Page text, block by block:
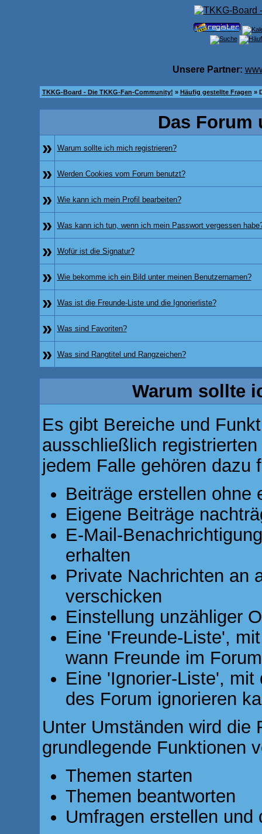
Unsere Partner:
TKKG-Board - Die TKKG-Fan-Community! » Häufig gestellte Fragen »
Das Forum
»
Warum sollte ich mich registrieren?
» Werden Cookies vom Forum benutzt?
» Wie kann ich mein Profil bearbeiten?
» Was kann ich tun, wenn ich mein Passwort vergessen
» Wofür ist die Signatur?
» Wie bekomme ich ein Bild unter meinen Benutzernamen?
» Was ist die Freunde-Liste und die Ignorierliste?
» Was sind Favoriten?
» Was sind Rangtitel und Rangzeichen?
Warum sollte
Es gibt Bereiche und
ausschließlich
jedem Falle gehören dazu
Beiträge erstellen ohne
Eigene Beiträge
E-Mail-
erhalten
Private Nachrichten an
verschicken
Einstellung unzähliger
Eine 'Freunde-Liste',
wann Freunde im
Eine 'Ignorier-Liste',
des Forum ignorieren
Unter Umständen wird die
grundlegende Funktionen
Themen starten
Themen beantworten
Umfragen erstellen und